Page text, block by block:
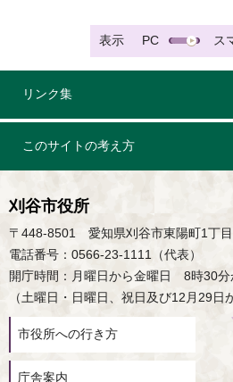
表示 PC ス
リンク集
このサイトの考え方
刈谷市役所
〒448-8501 愛知県刈谷市東陽町1丁
電話番号：0566-23-1111（代表）
開庁時間：月曜日から金曜日 8時30分
（土曜日・日曜日、祝日及び12月29日
市役所への行き方
庁舎案内